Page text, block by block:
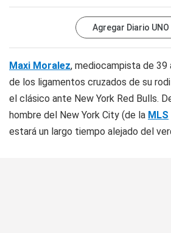
Agregar Diario UNO
Maxi Moralez, mediocampista de 39
de los ligamentos cruzados de su
el clásico ante New York Red Bulls.
hombre del New York City (de la MLS
estará un largo tiempo alejado del